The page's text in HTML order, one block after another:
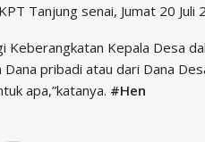
Tanjung senai, Jumat 20 Juli
Keberangkatan Kepala Desa
Dana pribadi atau dari Dana
apa,”katanya. #Hen